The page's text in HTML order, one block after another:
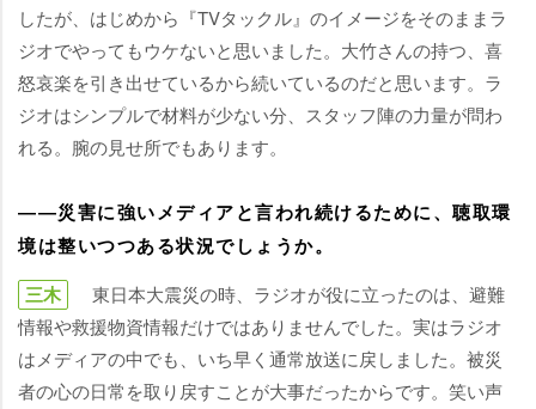
したが、はじめから『TVタックル』のイメージをそのままラ
ジオでやってもウケないと思いました。大竹さんの持つ、喜
怒哀楽を引き出せているから続いているのだと思います。ラ
ジオはシンプルで材料が少ない分、スタッフ陣の力量が問わ
れる。腕の見せ所でもあります。
――災害に強いメディアと言われ続けるために、聴取環
境は整いつつある状況でしょうか。
三木
東日本大震災の時、ラジオが役に立ったのは、避難
情報や救援物資情報だけではありませんでした。実はラジオ
はメディアの中でも、いち早く通常放送に戻しました。被災
者の心の日常を取り戻すことが大事だったからです。笑い声